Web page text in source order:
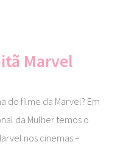
Marvel
do filme da Marvel? Em
da Mulher temos o
nos cinemas –